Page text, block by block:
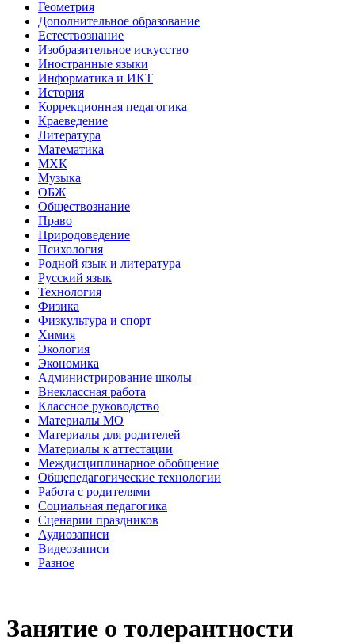
Геометрия
Дополнительное образование
Естествознание
Изобразительное искусство
Иностранные языки
Информатика и ИКТ
История
Коррекционная педагогика
Краеведение
Литература
Математика
МХК
Музыка
ОБЖ
Обществознание
Право
Природоведение
Психология
Родной язык и литература
Русский язык
Технология
Физика
Физкультура и спорт
Химия
Экология
Экономика
Администрирование школы
Внеклассная работа
Классное руководство
Материалы МО
Материалы для родителей
Материалы к аттестации
Междисциплинарное обобщение
Общепедагогические технологии
Работа с родителями
Социальная педагогика
Сценарии праздников
Аудиозаписи
Видеозаписи
Разное
Занятие о толерантности